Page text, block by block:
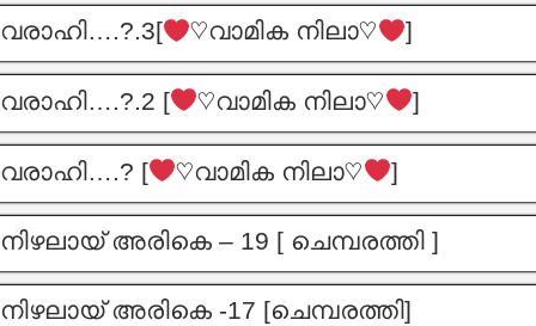
വരാഹി….?.3[ ♡വാമിക നിലാ♡ ]
വരാഹി….?.2 [ ♡വാമിക നിലാ♡ ]
വരാഹി….? [ ♡വാമിക നിലാ♡ ]
നിഴലായ് അരികെ – 19 [ ചെമ്പരത്തി ]
നിഴലായ് അരികെ -17 [ചെമ്പരത്തി]